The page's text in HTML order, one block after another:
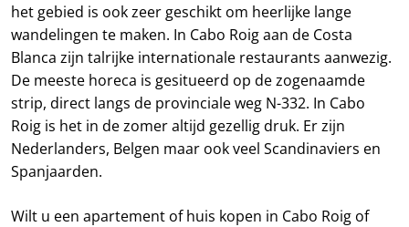
het gebied is ook zeer geschikt om heerlijke lange
wandelingen te maken. In Cabo Roig aan de Costa
Blanca zijn talrijke internationale restaurants aanwezig.
De meeste horeca is gesitueerd op de zogenaamde
strip, direct langs de provinciale weg N-332. In Cabo
Roig is het in de zomer altijd gezellig druk. Er zijn
Nederlanders, Belgen maar ook veel Scandinaviers en
Spanjaarden.
Wilt u een apartement of huis kopen in Cabo Roig of